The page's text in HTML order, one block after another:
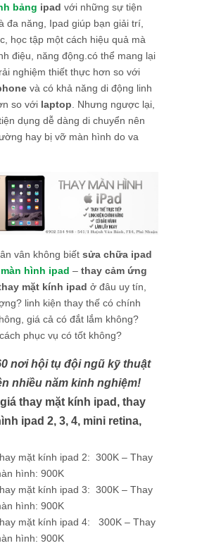
bảng ipad với những sự tiện
đa năng, Ipad giúp bạn giải trí,
học tập một cách hiệu quả mà
điệu, năng động.có thể mang lại
nghiệm thiết thực hơn so với
và có khả năng di động linh
so với laptop . Nhưng ngược lại,
dụng dễ dàng di chuyển nên
hay bị vỡ màn hình do va
vân không biết sửa chữa ipad
hình ipad – thay cảm ứng
mặt kính ipad ở đâu uy tín,
linh kiện thay thế có chính
giá cả có đắt lắm không?
phục vụ có tốt không?
nơi hội tụ đội ngũ kỹ thuật
nhiều năm kinh nghiệm!
thay mặt kính ipad, thay
ipad 2, 3, 4, mini retina,
mặt kính ipad 2: 300K – Thay
hình: 900K
mặt kính ipad 3: 300K – Thay
hình: 900K
mặt kính ipad 4: 300K – Thay
hình: 900K